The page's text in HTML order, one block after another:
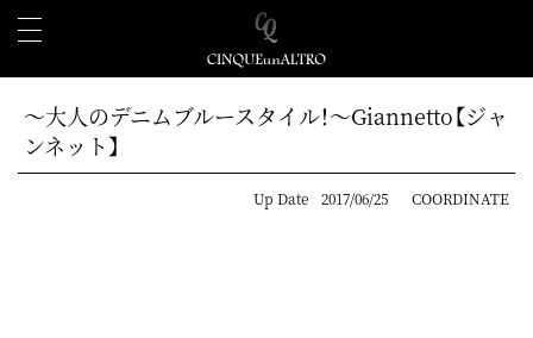
～大人のデニムブルースタイル！～Giannetto【ジャ
ンネット】
Up Date 2017/06/25 COORDINATE